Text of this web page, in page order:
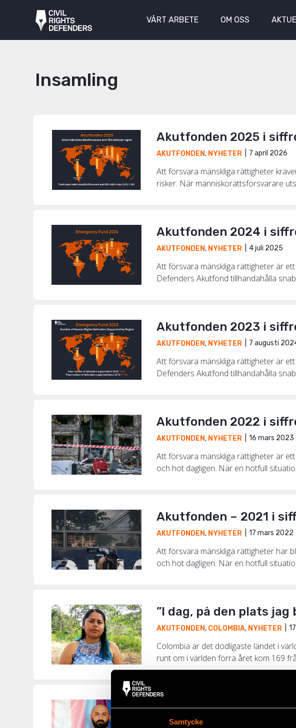
Samtycke
VÅRT ARBETE OM OSS
Insamling
Akutfonden 2025 i
AKUTFONDEN, NYHETER 7 april 2026
Att försvara mänskliga rättigheter
risker. När människorättsförsvarare
Akutfonden 2024 i
AKUTFONDEN, NYHETER 4 juli 2025
Att försvara mänskliga rättigheter är
Defenders Akutfond tillhandahålla
Akutfonden 2023 i
AKUTFONDEN, NYHETER 7 augusti
Att försvara mänskliga rättigheter är
Defenders Akutfond tillhandahålla
Akutfonden 2022 i
AKUTFONDEN, NYHETER 16 mars 2023
Att försvara mänskliga rättigheter är
och hot dagligen. När en hotfull
Akutfonden – 2021 i
AKUTFONDEN, NYHETER 17 mars 2022
Att försvara mänskliga rättigheter har
och hot dagligen. När en hotfull
”I dag, på den plats
AKUTFONDEN, COLOMBIA, NYHETER
Colombia är det dödligaste landet i
runt om i världen förra året kom 169
”Jag har fortsatt med
rättigheter”